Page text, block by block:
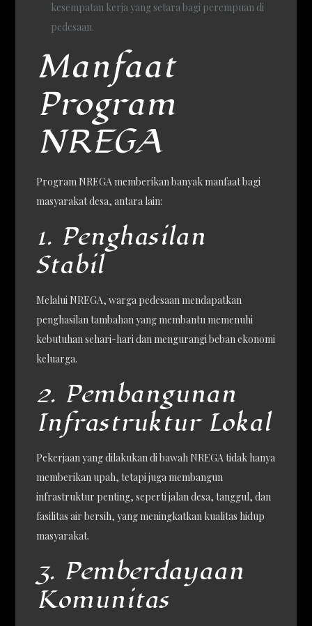
kesempatan kerja yang setara bagi perempuan di
pedesaan.
Manfaat
Program
NREGA
Program NREGA memberikan banyak manfaat bagi
masyarakat desa, antara lain:
1. Penghasilan
Stabil
Melalui NREGA, warga pedesaan mendapatkan
penghasilan tambahan yang membantu memenuhi
kebutuhan sehari-hari dan mengurangi beban ekonomi
keluarga.
2. Pembangunan
Infrastruktur Lokal
Pekerjaan yang dilakukan di bawah NREGA tidak hanya
memberikan upah, tetapi juga membangun
infrastruktur penting, seperti jalan desa, tanggul, dan
fasilitas air bersih, yang meningkatkan kualitas hidup
masyarakat.
3. Pemberdayaan
Komunitas